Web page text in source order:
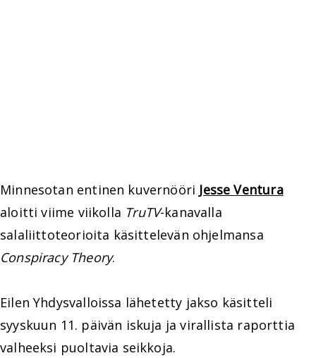
Minnesotan entinen kuvernööri Jesse Ventura
aloitti viime viikolla TruTV-kanavalla
salaliittoteorioita käsittelevän ohjelmansa
Conspiracy Theory.
Eilen Yhdysvalloissa lähetetty jakso käsitteli
syyskuun 11. päivän iskuja ja virallista raporttia
valheeksi puoltavia seikkoja.